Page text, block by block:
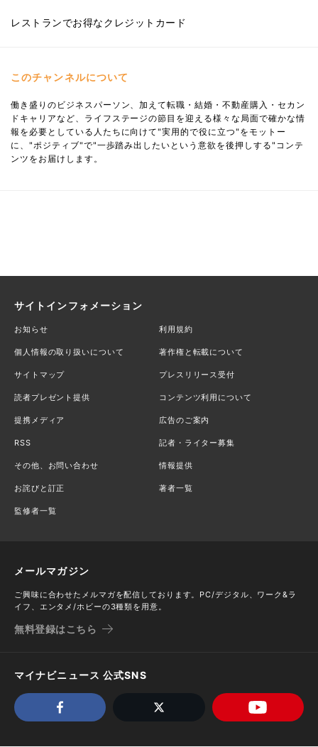
レストランでお得なクレジットカード
このチャンネルについて
働き盛りのビジネスパーソン、加えて転職・結婚・不動産購入・セカン
ドキャリアなど、ライフステージの節目を迎える様々な局面で確かな情
報を必要としている人たちに向けて"実用的で役に立つ"をモットー
に、"ポジティブ"で"一歩踏み出したいという意欲を後押しする"コンテ
ンツをお届けします。
サイトインフォメーション
お知らせ 利用規約
個人情報の取り扱いについて 著作権と転載について
サイトマップ プレスリリース受付
読者プレゼント提供 コンテンツ利用について
提携メディア 広告のご案内
RSS 記者・ライター募集
その他、お問い合わせ 情報提供
お詫びと訂正 著者一覧
監修者一覧
メールマガジン
ご興味に合わせたメルマガを配信しております。PC/デジタル、ワーク&ラ
イフ、エンタメ/ホビーの3種類を用意。
無料登録はこちら
マイナビニュース 公式SNS